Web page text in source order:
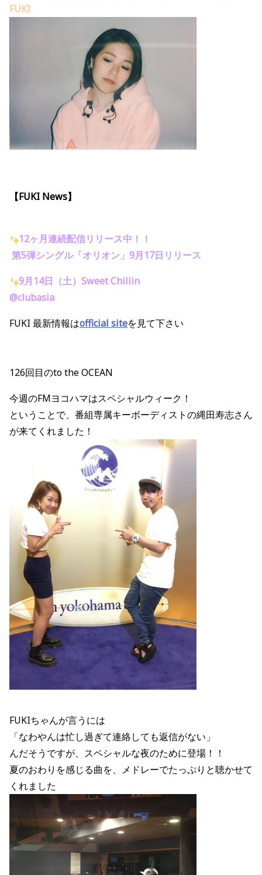
FUKI
【FUKI News】
12ヶ月連続配信リリース中！！
第5弾シングル「オリオン」9月17日リリース
9月14日（土）Sweet Chillin
@clubasia
FUKI 最新情報はofficial siteを見て下さい
126回目のto the OCEAN
今週のFMヨコハマはスペシャルウィーク！
ということで、番組専属キーボーディストの縄田寿志さん
が来てくれました！
FUKIちゃんが言うには
「なわやんは忙し過ぎて連絡しても返信がない」
んだそうですが、スペシャルな夜のために登場！！
夏のおわりを感じる曲を、メドレーでたっぷりと聴かせて
くれました